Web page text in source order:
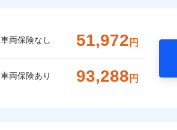
車両保険なし 51,972 円
車両保険あり 93,288 円